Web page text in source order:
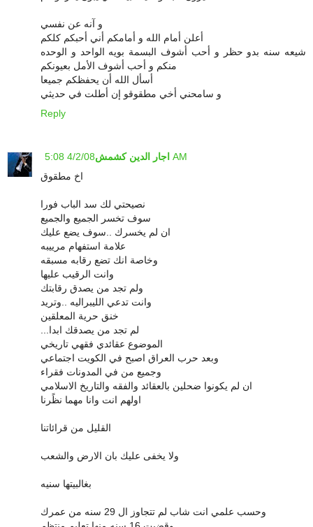
و آنه عن نفسي
أعلن أمام الله و أمامكم أني أحبكم كلكم
شيعه سنه بدو حظر و أحب أشوف البسمة بويه الواحد و الوحده
منكم و أحب أشوف الأمل بعيونكم
أسأل الله أن يحفظكم جميعا
و سامحني أخي مطقوقو إن أطلت في حديثي
Reply
اجار الدين كشمش 4/2/08 5:08 AM
اخ مطقوق
نصيحتي لك سد الباب فورا
سوف تخسر الجميع والجميع
ان لم يخسرك ..سوف يضع عليك
علامة استفهام مرييبه
وخاصة انك تضع رقابه مسبقه
وانت الرقيب عليها
ولم تجد من يصدق رقابتك
وانت تدعي الليبراليه ..وتريد
خنق حرية المعلقين
...لم تجد من يصدقك ابدا
الموضوع عقائدي فقهي تاريخي
وبعد حرب العراق اصبح في الكويت اجتماعي
وجميع من في المدونات فقراء
ان لم يكونوا ضحلين بالعقائد والفقه والتاريخ الاسلامي
اولهم انت وانا مهما نظًرنا
القليل من قرائاتنا
ولا يخفى عليك بان الارض والشعب
بغالبيتها سنيه
وحسب علمي انت شاب لم تتجاوز ال 29 سنه من عمرك